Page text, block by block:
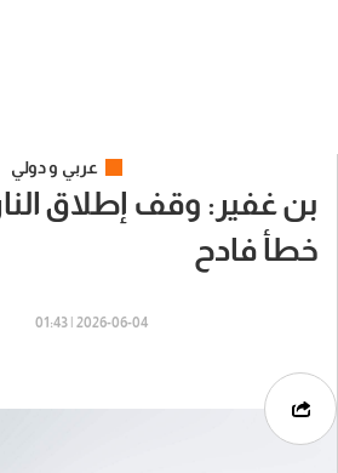
عربي و دولي
بن غفير: وقف إطلاق
خطأ فادح
2026-06-04 | 01:43